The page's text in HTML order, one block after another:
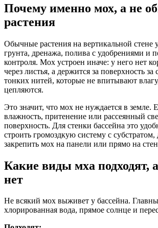
Почему именно мох, а не
растения
Обычные растения на вертикальной стене
грунта, дренажа, полива с удобрениями и
контроля. Мох устроен иначе: у него нет
через листья, а держится за поверхность
тонких нитей, которые не впитывают
цепляются.
Это значит, что мох не нуждается в земле.
влажность, притенение или рассеянный
поверхность. Для стенки бассейна это
строить громоздкую систему с субстратом,
закрепить мох на панели или прямо на
Какие виды мха подходят,
нет
Не всякий мох выживет у бассейна.
хлорированная вода, прямое солнце и